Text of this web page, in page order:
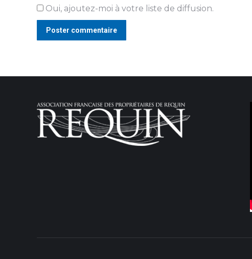
Oui, ajoutez-moi à votre liste de diffusion.
Poster commentaire